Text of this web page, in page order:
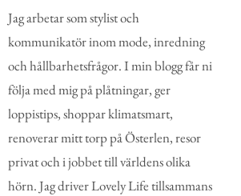
Jag arbetar som stylist och
kommunikatör inom mode, inredning
och hållbarhetsfrågor. I min blogg får ni
följa med mig på plåtningar, ger
loppistips, shoppar klimatsmart,
renoverar mitt torp på Österlen, resor
privat och i jobbet till världens olika
hörn. Jag driver Lovely Life tillsammans